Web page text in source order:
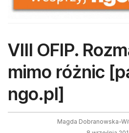
VIII OFIP.
mimo różnic
ngo.pl]
Magda Dobranowska-